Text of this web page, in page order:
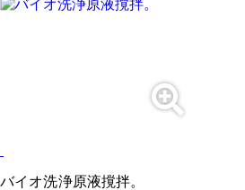
バイオ洗浄原液撹拌。